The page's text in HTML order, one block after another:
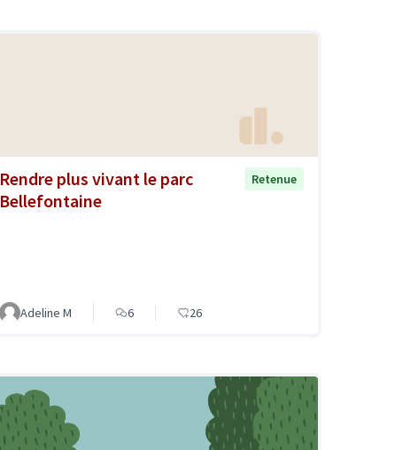
Rendre plus vivant le parc
Bellefontaine
Retenue
Adeline M 6 26